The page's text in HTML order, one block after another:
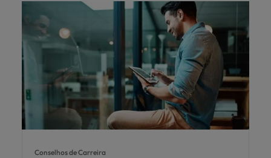
Conselhos de Carreira